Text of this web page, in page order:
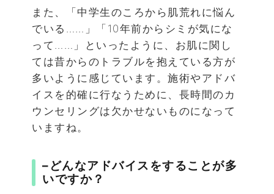
また、「中学生のころから肌荒れに悩ん
でいる……」「10年前からシミが気にな
って……」といったように、お肌に関し
ては昔からのトラブルを抱えている方が
多いように感じています。施術やアドバ
イスを的確に行なうために、長時間のカ
ウンセリングは欠かせないものになって
いますね。
– どんなアドバイスをすることが多
いですか？